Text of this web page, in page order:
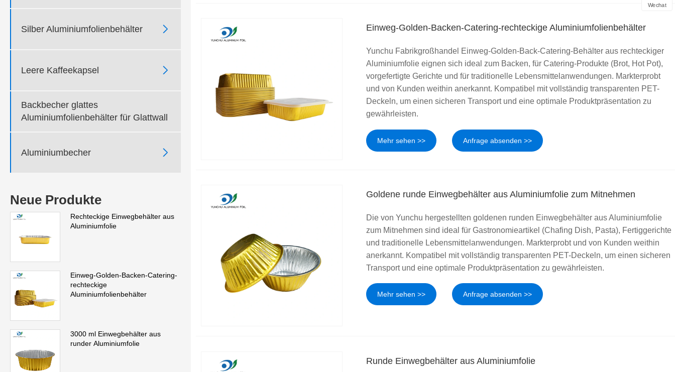
Silber Aluminiumfolienbehälter 
Leere Kaffeekapsel 
Backbecher glattes
Aluminiumfolienbehälter für Glattwall
Aluminiumbecher 
Neue Produkte
Rechteckige Einwegbehälter aus
Aluminiumfolie
Einweg-Golden-Backen-Catering-
rechteckige
Aluminiumfolienbehälter
3000 ml Einwegbehälter aus
runder Aluminiumfolie
Einweg-Golden-Backen-Catering-rechteckige Aluminiumfolienbehälter
Yunchu Fabrikgroßhandel Einweg-Golden-Back-Catering-Behälter aus rechteckiger
Aluminiumfolie eignen sich ideal zum Backen, für Catering-Produkte (Brot, Hot Pot),
vorgefertigte Gerichte und für traditionelle Lebensmittelanwendungen. Markterprobt
und von Kunden weithin anerkannt. Kompatibel mit vollständig transparenten PET-
Deckeln, um einen sicheren Transport und eine optimale Produktpräsentation zu
gewährleisten.
Mehr sehen >> Anfrage absenden >>
Goldene runde Einwegbehälter aus Aluminiumfolie zum Mitnehmen
Die von Yunchu hergestellten goldenen runden Einwegbehälter aus Aluminiumfolie
zum Mitnehmen sind ideal für Gastronomieartikel (Chafing Dish, Pasta), Fertiggerichte
und traditionelle Lebensmittelanwendungen. Markterprobt und von Kunden weithin
anerkannt. Kompatibel mit vollständig transparenten PET-Deckeln, um einen sicheren
Transport und eine optimale Produktpräsentation zu gewährleisten.
Mehr sehen >> Anfrage absenden >>
Runde Einwegbehälter aus Aluminiumfolie
Wechat